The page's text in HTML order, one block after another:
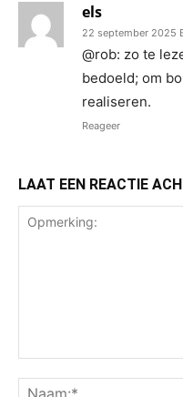
els
22 september 2025
@rob: zo te
bedoeld; om
realiseren.
Reageer
LAAT EEN REACTIE